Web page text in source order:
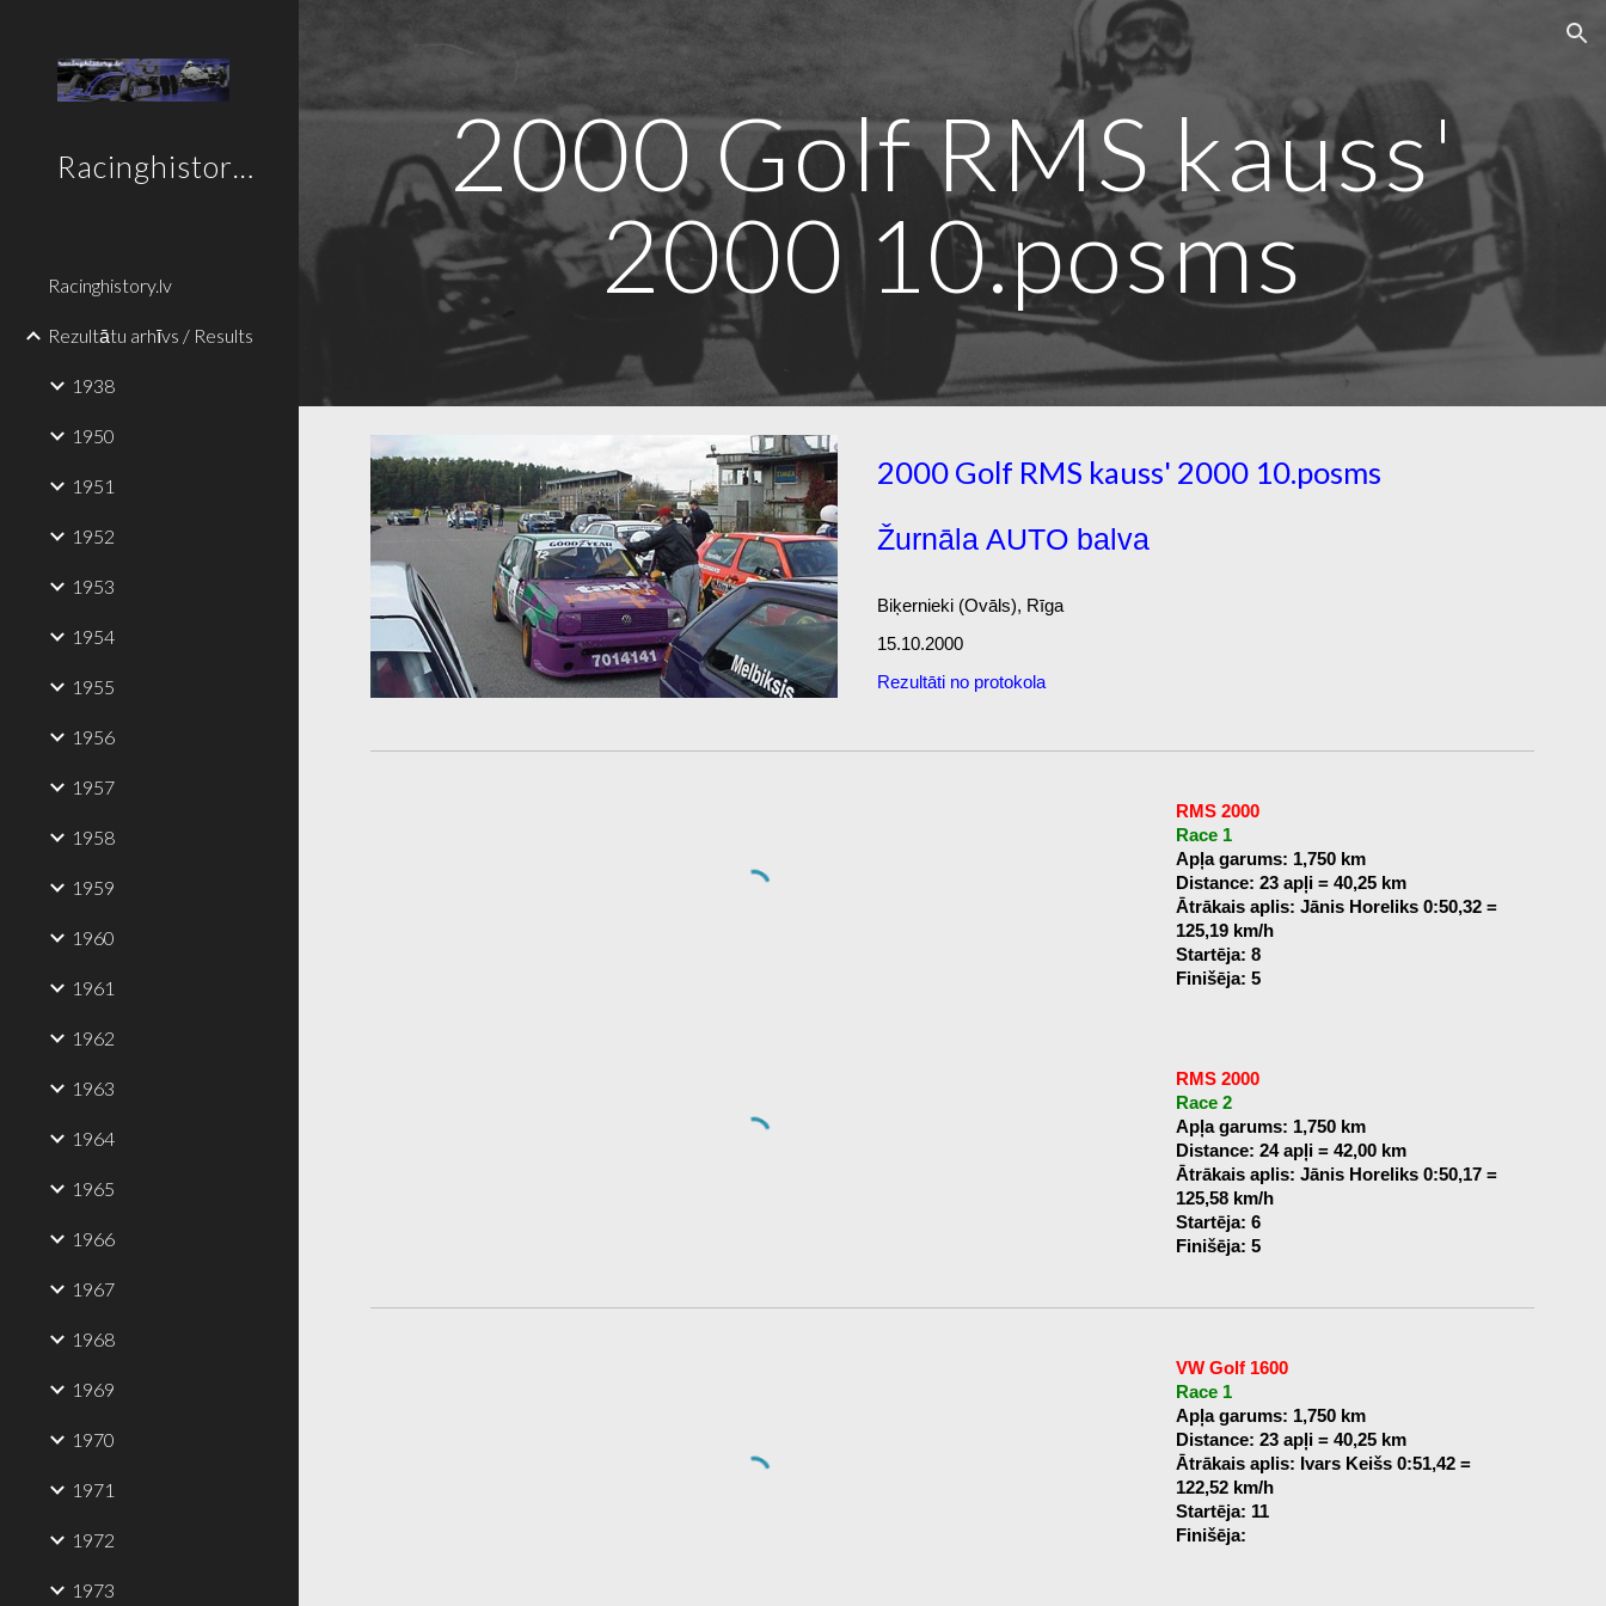
Skip to main content
Racinghistory.lv
Racinghistory.lv
Rezultātu arhīvs / Results
1938
1950
1951
1952
1953
1954
1955
1956
1957
1958
1959
1960
1961
1962
1963
1964
1965
1966
1967
1968
1969
1970
1971
1972
1973
2000 Golf RMS kauss'
2000 10.posms
2000 Golf RMS kauss' 2000 10.posms
Žurnāla AUTO balva
Biķernieki (Ovāls), Rīga
15.10.2000
Rezultāti no protokola
RMS 2000
Race 1
Apļa garums: 1,750 km
Distance: 23 apļi = 40,25 km
Ātrākais aplis: Jānis Horeliks 0:50,32 =
125,19 km/h
Startēja: 8
Finišēja: 5
RMS 2000
Race 2
Apļa garums: 1,750 km
Distance: 24 apļi = 42,00 km
Ātrākais aplis: Jānis Horeliks 0:50,17 =
125,58 km/h
Startēja: 6
Finišēja: 5
VW Golf 1600
Race 1
Apļa garums: 1,750 km
Distance: 23 apļi = 40,25 km
Ātrākais aplis: Ivars Keišs 0:51,42 =
122,52 km/h
Startēja: 11
Finišēja: